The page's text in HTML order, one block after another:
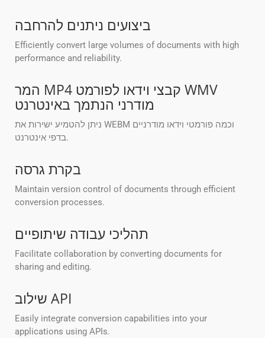
ביצועים ניתנים להרחבה
Efficiently convert large volumes of documents with high
performance and reliability.
המר MP4 קבצי וידאו לפורמט WMV
מודרני הנתמך באינטרנט
ניתן להטמיע ישירות את WEBM וכמה פורמטי וידאו מודרניים
בדפי אינטרנט.
בקרת גרסה
Maintain version control of documents through efficient
conversion processes.
תהליכי עבודה שיתופיים
Facilitate collaboration by converting documents for
sharing and editing.
שילוב API
Easily integrate conversion capabilities into your
applications using APIs.